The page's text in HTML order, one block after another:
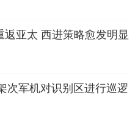
亚太 西进策略愈发明显
次军机对识别区进行巡逻